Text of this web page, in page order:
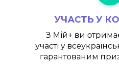
УЧАСТЬ У
З Мій+ ви
участі у
гарантованим